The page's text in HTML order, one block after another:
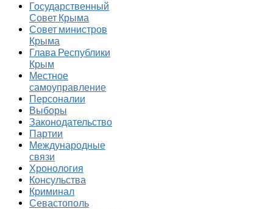
Государственный
Совет Крыма
Совет министров
Крыма
Глава Республики
Крым
Местное
самоуправление
Персоналии
Выборы
Законодательство
Партии
Международные
связи
Хронология
Консульства
Криминал
Севастополь